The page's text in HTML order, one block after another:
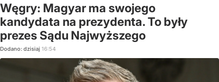
Węgry: Magyar ma swojego
kandydata na prezydenta. To były
prezes Sądu Najwyższego
Dodano: dzisiaj 16:54